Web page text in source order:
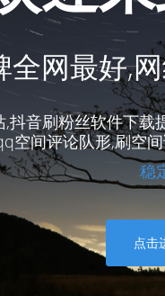
全网最好,
抖音刷粉丝软件下
空间评论队形,刷空
稳
点击